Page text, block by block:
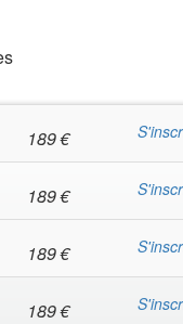
189€
189€
189€
189€